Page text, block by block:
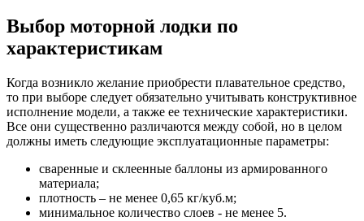
Выбор моторной лодки по
характеристикам
Когда возникло желание приобрести плавательное средство,
то при выборе следует обязательно учитывать конструктивное
исполнение модели, а также ее технические характеристики.
Все они существенно различаются между собой, но в целом
должны иметь следующие эксплуатационные параметры:
сваренные и склеенные баллоны из армированного
материала;
плотность – не менее 0,65 кг/куб.м;
минимальное количество слоев - не менее 5.